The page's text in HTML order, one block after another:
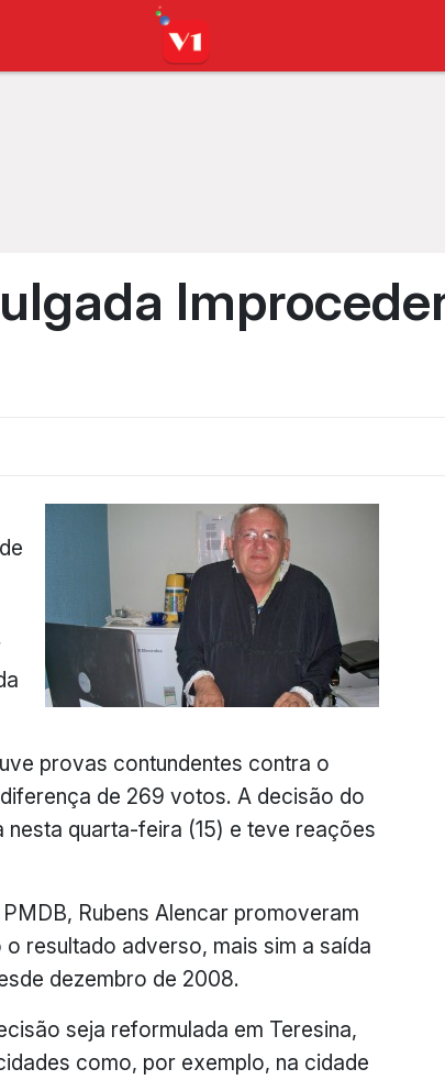
provas contundentes contra o
de 269 votos. A decisão do
quarta-feira (15) e teve reações
Rubens Alencar promoveram
resultado adverso, mais sim a saída
dezembro de 2008.
seja reformulada em Teresina,
como, por exemplo, na cidade